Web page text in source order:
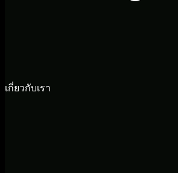
เกี่ยวกับเรา